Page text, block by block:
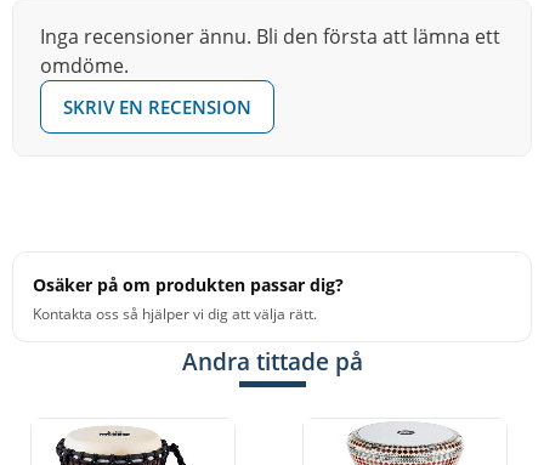
Inga recensioner ännu. Bli den första att lämna ett
omdöme.
SKRIV EN RECENSION
Osäker på om produkten passar dig?
Kontakta oss så hjälper vi dig att välja rätt.
Andra tittade på